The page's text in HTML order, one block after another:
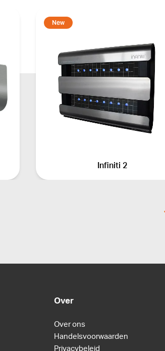
New
Infiniti 2
Over
Over ons
Handelsvoorwaarden
Privacybeleid